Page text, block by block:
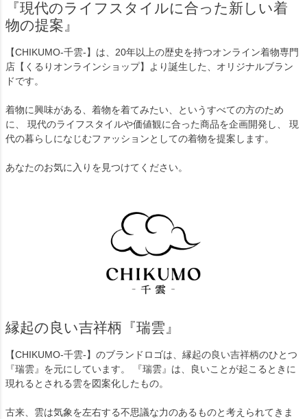
『現代のライフスタイルに合った新しい着
物の提案』
【CHIKUMO-千雲-】は、20年以上の歴史を持つオンライン着物専門
店【くるりオンラインショップ】より誕生した、オリジナルブラン
ドです。
着物に興味がある、着物を着てみたい、というすべての方のため
に、 現代のライフスタイルや価値観に合った商品を企画開発し、 現
代の暮らしになじむファッションとしての着物を提案します。
あなたのお気に入りを見つけてください。
縁起の良い吉祥柄『瑞雲』
【CHIKUMO-千雲-】のブランドロゴは、縁起の良い吉祥柄のひとつ
『瑞雲』を元にしています。 『瑞雲』は、良いことが起こるときに
現れるとされる雲を図案化したもの。
古来、雲は気象を左右する不思議な力のあるものと考えられてきま